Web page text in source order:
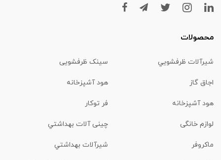
محصولات
شیرآلات ظرفشويي سینک ظرفشویی
اجاق گاز هود آشپزخانه
هود آشپزخانه فر توکار
لوازم خانگی چینی آلات بهداشتي
ماكروفر شیرآلات بهداشتي